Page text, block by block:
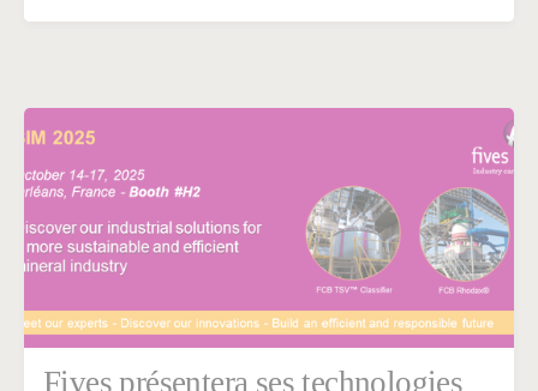
Fives présentera ses technologies